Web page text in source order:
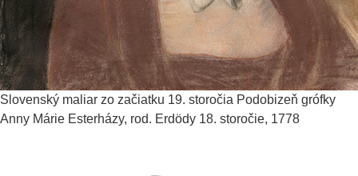
Slovenský maliar zo začiatku 19. storočia Podobizeň grófky
Anny Márie Esterházy, rod. Erdödy 18. storočie, 1778